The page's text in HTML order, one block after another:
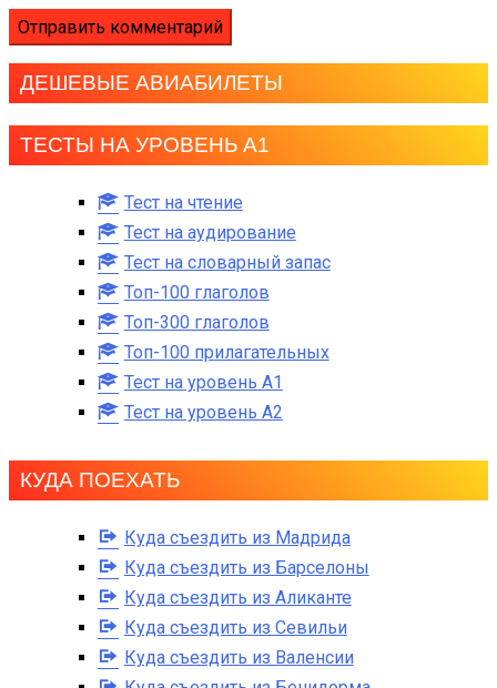
ДЕШЕВЫЕ АВИАБИЛЕТЫ
ТЕСТЫ НА УРОВЕНЬ А1
Тест на чтение
Тест на аудирование
Тест на словарный запас
Топ-100 глаголов
Топ-300 глаголов
Топ-100 прилагательных
Тест на уровень A1
Тест на уровень A2
КУДА ПОЕХАТЬ
Куда съездить из Мадрида
Куда съездить из Барселоны
Куда съездить из Аликанте
Куда съездить из Севильи
Куда съездить из Валенсии